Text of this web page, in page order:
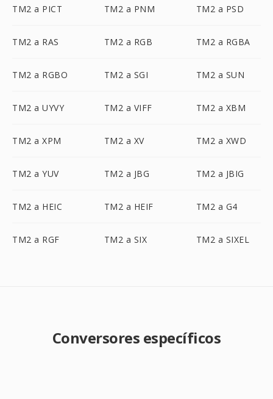
TM2 a PICT TM2 a PNM TM2 a PSD
TM2 a RAS TM2 a RGB TM2 a RGBA
TM2 a RGBO TM2 a SGI TM2 a SUN
TM2 a UYVY TM2 a VIFF TM2 a XBM
TM2 a XPM TM2 a XV TM2 a XWD
TM2 a YUV TM2 a JBG TM2 a JBIG
TM2 a HEIC TM2 a HEIF TM2 a G4
TM2 a RGF TM2 a SIX TM2 a SIXEL
Conversores específicos